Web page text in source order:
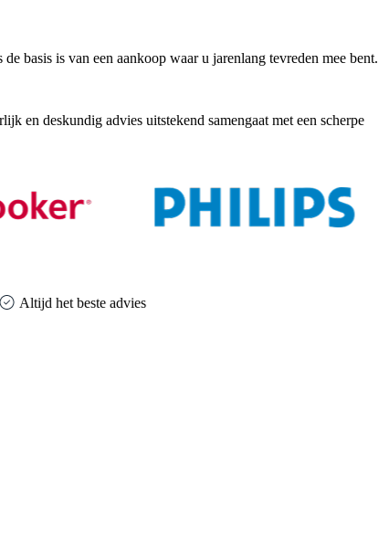
basis is van een aankoop waar u jarenlang tevreden mee bent.
en deskundig advies uitstekend samengaat met een scherpe
Altijd het beste advies